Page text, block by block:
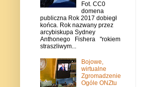
Fot. CC0
domena
publiczna Rok 2017 dobiegł
końca. Rok nazwany przez
arcybiskupa Sydney
Anthonego Fishera "rokiem
straszliwym...
Bojowe,
wirtualne
Zgromadzenie
Ogóle ONZtu